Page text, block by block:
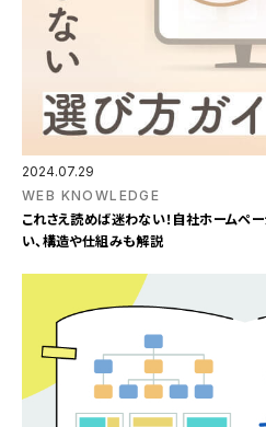
2024.07.29
WEB KNOWLEDGE
これさえ読めば迷わない！自社ホームペ
い、構造や仕組みも解説